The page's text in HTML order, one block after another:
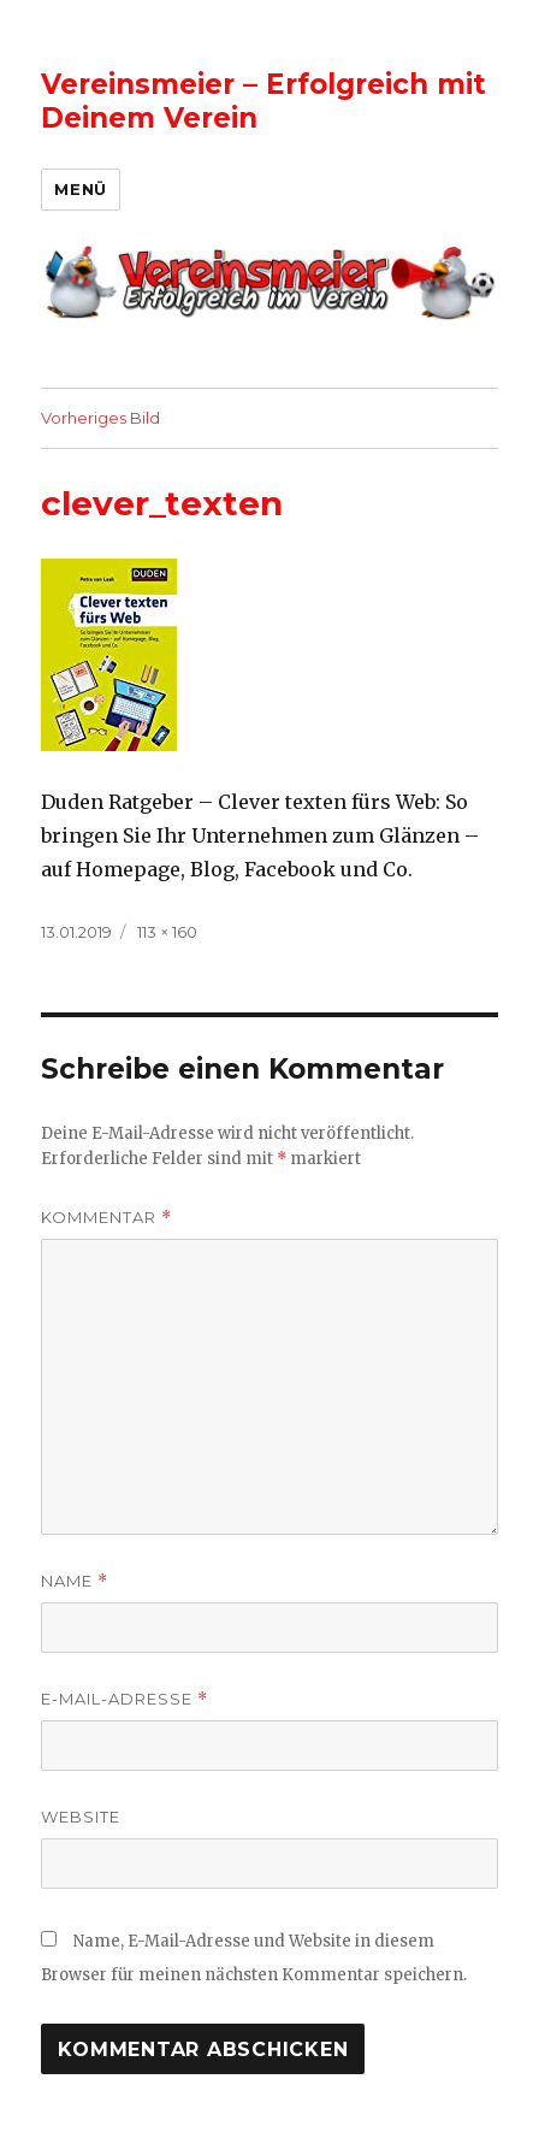
Vereinsmeier – Erfolgreich mit
Deinem Verein
MENÜ
Vorheriges Bild
clever_texten
Duden Ratgeber – Clever texten fürs Web: So
bringen Sie Ihr Unternehmen zum Glänzen –
auf Homepage, Blog, Facebook und Co.
Veröffentlicht
13.01.2019
Volle
113 × 160
Schreibe einen Kommentar
Deine E-Mail-Adresse wird nicht veröffentlicht.
Erforderliche Felder sind mit * markiert
KOMMENTAR *
NAME *
E-MAIL-ADRESSE *
WEBSITE
Name, E-Mail-Adresse und Website in diesem
Browser für meinen nächsten Kommentar speichern.